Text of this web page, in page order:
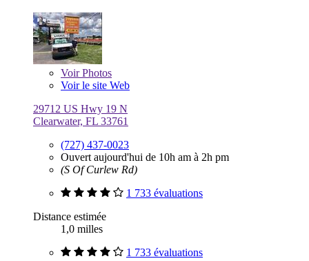
VoirPhotos
Voir le site Web
29712 US Hwy 19 N
Clearwater, FL 33761
(727) 437-0023
Ouvert aujourd'hui de 10h am à 2h pm
(S Of Curlew Rd)
1 733 évaluations
Distance estimée
1,0 milles
1 733 évaluations